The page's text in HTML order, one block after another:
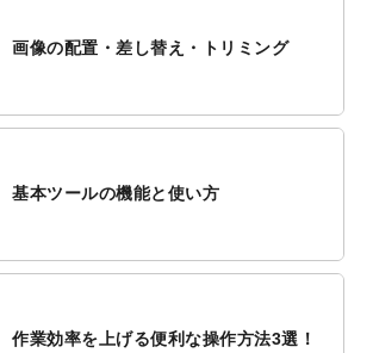
トを公開いたしました。
【新商品】封筒が作成できるようになりま
【新商品】クリアファイルが作成できるよ
しました。
レートを追加しました。
画像の配置・差し替え・トリミング
基本ツールの機能と使い方
作業効率を上げる便利な操作方法3選！